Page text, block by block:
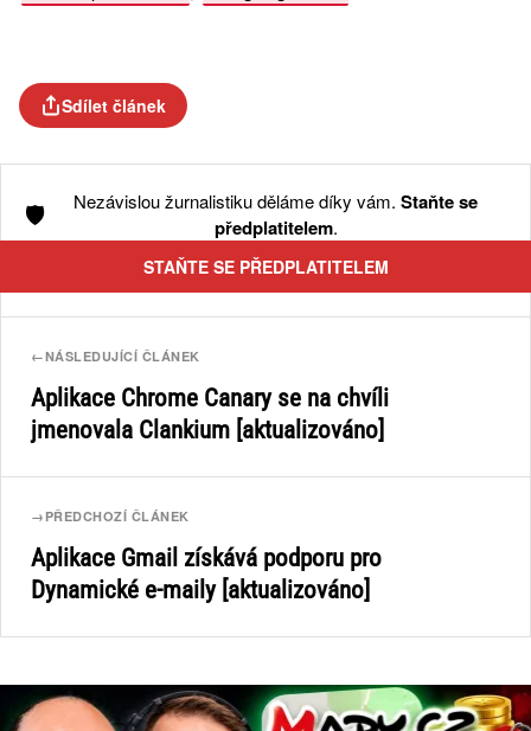
Sdílet článek
🛡️ Nezávislou žurnalistiku děláme díky vám. Staňte se
předplatitelem.
STAŇTE SE PŘEDPLATITELEM
←NÁSLEDUJÍCÍ ČLÁNEK
Aplikace Chrome Canary se na chvíli
jmenovala Clankium [aktualizováno]
→ PŘEDCHOZÍ ČLÁNEK
Aplikace Gmail získává podporu pro
Dynamické e-maily [aktualizováno]